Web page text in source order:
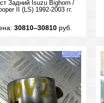
Задний Isuzu Bighorn /
II (LS) 1992-2003 гг.
30810–30810руб.